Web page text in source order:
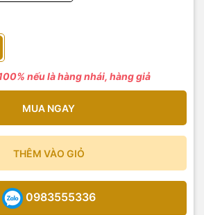
nếu là hàng nhái, hàng giả
MUA NGAY
THÊM VÀO GIỎ
0983555336